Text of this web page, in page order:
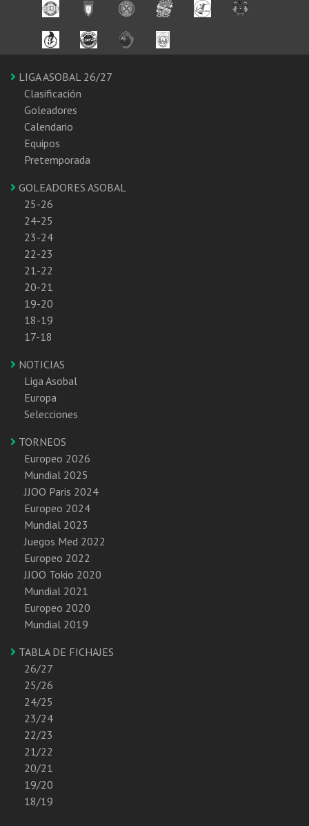
LIGA ASOBAL 26/27
Clasificación
Goleadores
Calendario
Equipos
Pretemporada
GOLEADORES ASOBAL
25-26
24-25
23-24
22-23
21-22
20-21
19-20
18-19
17-18
NOTICIAS
Liga Asobal
Europa
Selecciones
TORNEOS
Europeo 2026
Mundial 2025
JJOO Paris 2024
Europeo 2024
Mundial 2023
Juegos Med 2022
Europeo 2022
JJOO Tokio 2020
Mundial 2021
Europeo 2020
Mundial 2019
TABLA DE FICHAJES
26/27
25/26
24/25
23/24
22/23
21/22
20/21
19/20
18/19